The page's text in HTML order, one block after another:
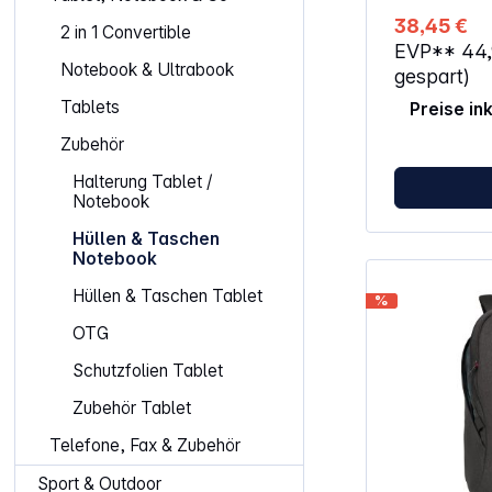
2 in 1 Convertible
Notebook & Ultrabook
Tablets
Zubehör
Halterung Tablet /
Notebook
Hüllen & Taschen
Notebook
Hüllen & Taschen Tablet
OTG
Schutzfolien Tablet
Zubehör Tablet
Telefone, Fax & Zubehör
Sport & Outdoor
Tasche
vor
Das
Zusätzlich
Hängefach aus
Zweiwege-
schnellen
machen
auch auf
angenehm
dass
herumbaumelt.
38,45 €
EVP**
gespart)
Preise
%